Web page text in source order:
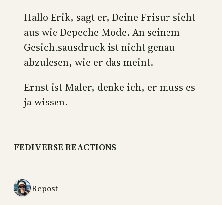
Hallo Erik, sagt er, Deine Frisur sieht
aus wie Depeche Mode. An seinem
Gesichtsausdruck ist nicht genau
abzulesen, wie er das meint.
Ernst ist Maler, denke ich, er muss es
ja wissen.
FEDIVERSE REACTIONS
1 Repost